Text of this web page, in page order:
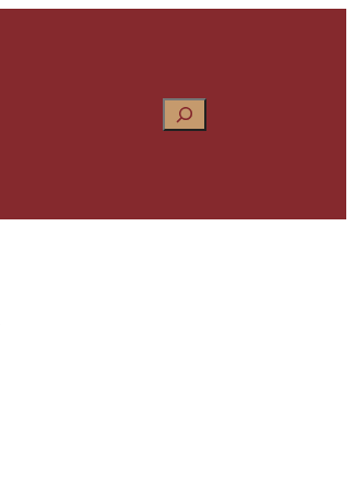
Pesquisar